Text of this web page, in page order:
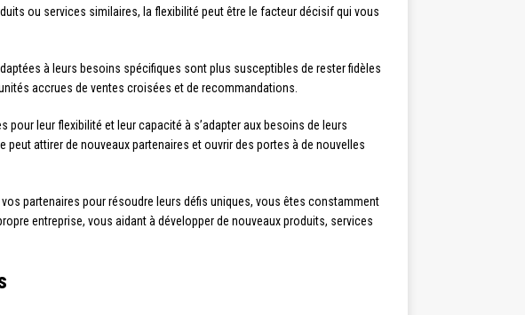
ou services similaires, la flexibilité peut être le facteur décisif qui vous
à leurs besoins spécifiques sont plus susceptibles de rester fidèles
accrues de ventes croisées et de recommandations.
pour leur flexibilité et leur capacité à s’adapter aux besoins de leurs
attirer de nouveaux partenaires et ouvrir des portes à de nouvelles
vos partenaires pour résoudre leurs défis uniques, vous êtes constamment
entreprise, vous aidant à développer de nouveaux produits, services